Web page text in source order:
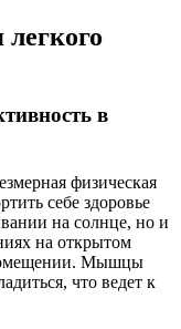
в
физическая
себе здоровье
на солнце, но и
на открытом
Мышцы
что ведет к